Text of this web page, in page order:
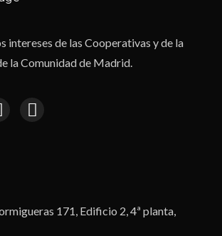
intereses de las Cooperativas y de la
la Comunidad de Madrid.
171, Edificio 2, 4ª planta,